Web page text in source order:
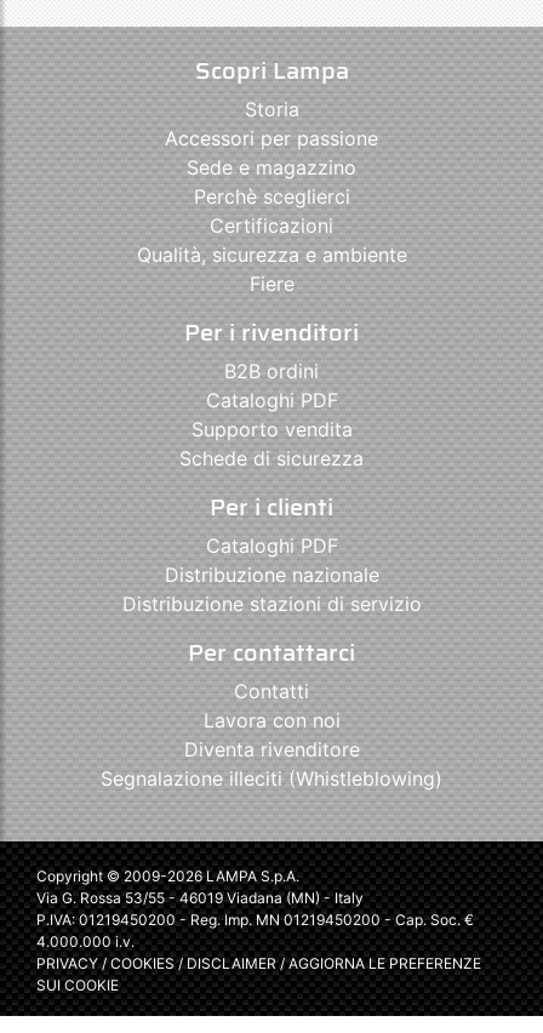
Scopri Lampa
Storia
Accessori per passione
Sede e magazzino
Perchè sceglierci
Certificazioni
Qualità, sicurezza e ambiente
Fiere
Per i rivenditori
B2B ordini
Cataloghi PDF
Supporto vendita
Schede di sicurezza
Per i clienti
Cataloghi PDF
Distribuzione nazionale
Distribuzione stazioni di servizio
Per contattarci
Contatti
Lavora con noi
Diventa rivenditore
Segnalazione illeciti (Whistleblowing)
Copyright © 2009-2026 LAMPA S.p.A.
Via G. Rossa 53/55 - 46019 Viadana (MN) - Italy
P.IVA: 01219450200 - Reg. Imp. MN 01219450200 - Cap. Soc. €
4.000.000 i.v.
PRIVACY/COOKIES/DISCLAIMER/AGGIORNA LE PREFERENZE
SUI COOKIE